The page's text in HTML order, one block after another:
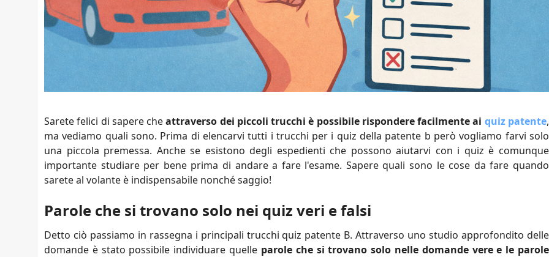
Sarete felici di sapere cheattraverso dei piccoli trucchi è possibile rispondere facilmente ai quiz patente,
ma vediamo quali sono. Prima di elencarvi tutti i trucchi per i quiz della patente b però vogliamo farvi solo
una piccola premessa. Anche se esistono degli espedienti che possono aiutarvi con i quiz è comunque
importante studiare per bene prima di andare a fare l'esame. Sapere quali sono le cose da fare quando
sarete al volante è indispensabile nonché saggio!
Parole che si trovano solo nei quiz veri e falsi
Detto ciò passiamo in rassegna i principali trucchi quiz patente B. Attraverso uno studio approfondito delle
domande è stato possibile individuare quelle parole che si trovano solo nelle domande vere e le parole